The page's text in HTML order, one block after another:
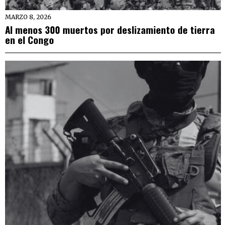
MARZO 8, 2026
Al menos 300 muertos por deslizamiento de tierra
en el Congo